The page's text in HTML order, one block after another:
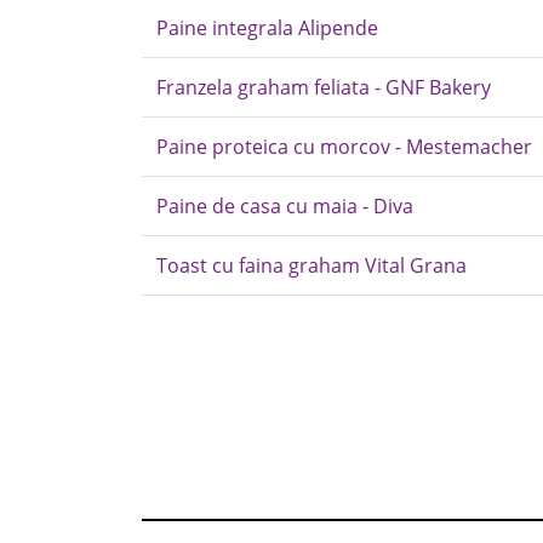
Paine integrala Alipende
Franzela graham feliata - GNF Bakery
Paine proteica cu morcov - Mestemacher
Paine de casa cu maia - Diva
Toast cu faina graham Vital Grana